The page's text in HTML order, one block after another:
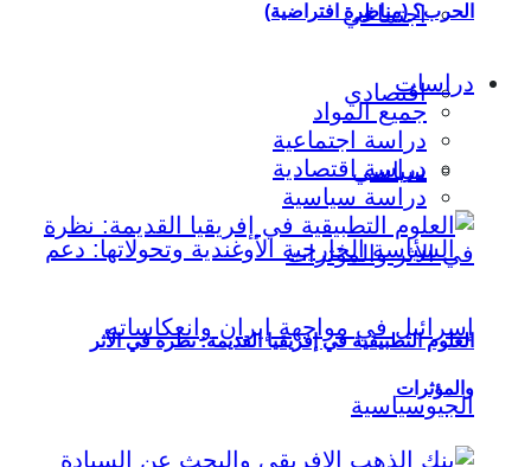
اجتماعي
اقتصادي
سياسي
الحرب؟ (مناظرة افتراضية)
دراسات
جميع المواد
دراسة اجتماعية
دراسة اقتصادية
دراسة سياسية
العلوم التطبيقية في إفريقيا القديمة: نظرة في الأثر
والمؤثرات